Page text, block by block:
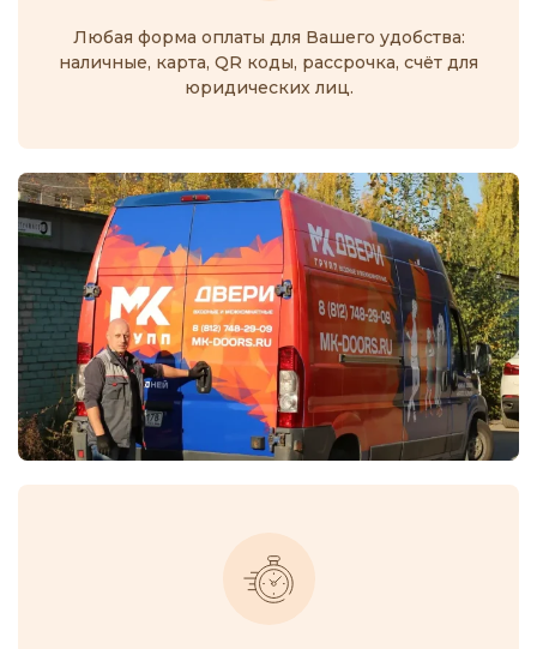
Любая форма оплаты для Вашего удобства:
наличные, карта, QR коды, рассрочка, счёт для
юридических лиц.